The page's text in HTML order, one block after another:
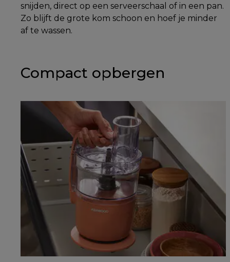
snijden, direct op een serveerschaal of in een pan.
Zo blijft de grote kom schoon en hoef je minder
af te wassen.
Compact opbergen